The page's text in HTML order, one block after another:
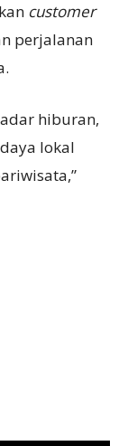
customer
perjalanan
hiburan,
lokal